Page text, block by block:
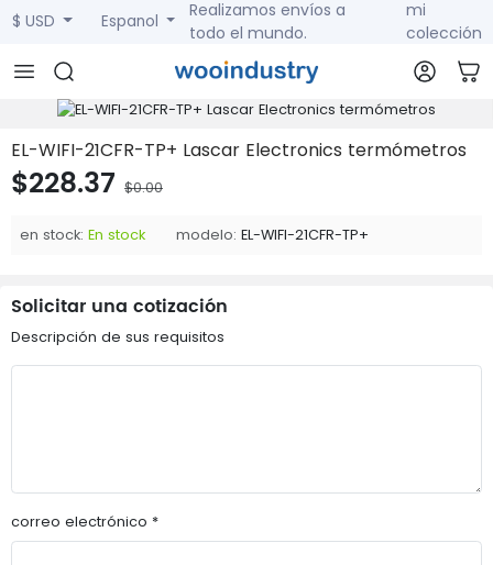
$ USD Espanol
Realizamos envíos a
todo el mundo.
mi
colección
EL-WIFI-21CFR-TP+ Lascar Electronics termómetros
$228.37 $0.00
en stock: En stock modelo: EL-WIFI-21CFR-TP+
Solicitar una cotización
Descripción de sus requisitos
correo electrónico *